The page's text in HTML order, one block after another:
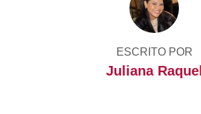
ESCRITO POR
Juliana